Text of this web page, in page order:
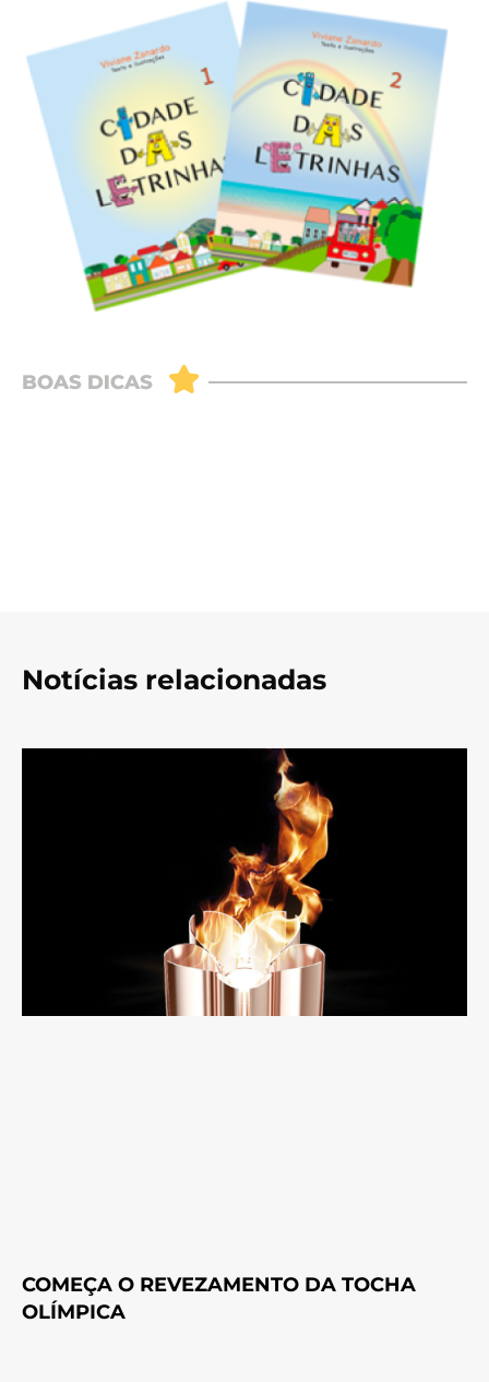
Notícias relacionadas
COMEÇA O REVEZAMENTO DA TOCHA
OLÍMPICA